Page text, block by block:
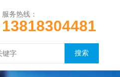
服务热线：
13818304481